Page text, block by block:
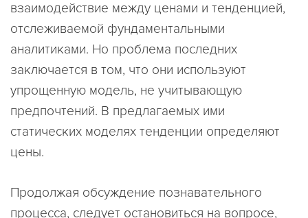
взаимодействие между ценами и тенденцией,
отслеживаемой фундаментальными
аналитиками. Но проблема последних
заключается в том, что они используют
упрощенную модель, не учитывающую
предпочтений. В предлагаемых ими
статических моделях тенденции определяют
цены.
Продолжая обсуждение познавательного
процесса, следует остановиться на вопросе,